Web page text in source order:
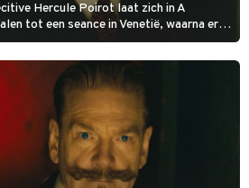
Hercule Poirot laat zich in A
tot een seance in Venetië, waarna er